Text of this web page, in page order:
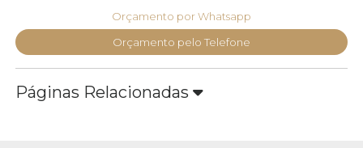
Orçamento por Whatsapp
Orçamento pelo Telefone
Páginas Relacionadas